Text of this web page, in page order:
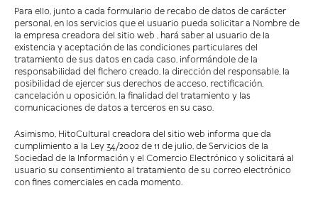
Para ello, junto a cada formulario de recabo de datos de carácter
personal, en los servicios que el usuario pueda solicitar a Nombre de
la empresa creadora del sitio web , hará saber al usuario de la
existencia y aceptación de las condiciones particulares del
tratamiento de sus datos en cada caso, informándole de la
responsabilidad del fichero creado, la dirección del responsable, la
posibilidad de ejercer sus derechos de acceso, rectificación,
cancelación u oposición, la finalidad del tratamiento y las
comunicaciones de datos a terceros en su caso.
Asimismo, HitoCultural creadora del sitio web informa que da
cumplimiento a la Ley 34/2002 de 11 de julio, de Servicios de la
Sociedad de la Información y el Comercio Electrónico y solicitará al
usuario su consentimiento al tratamiento de su correo electrónico
con fines comerciales en cada momento.